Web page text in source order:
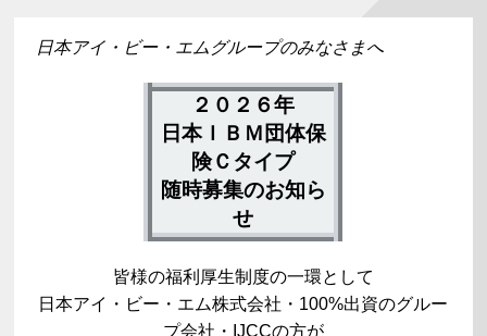
日本アイ・ビー・エムグループのみなさまへ
２０２６年
日本ＩＢＭ団体保
険Ｃタイプ
随時募集のお知ら
せ
皆様の福利厚生制度の一環として
日本アイ・ビー・エム株式会社・100%出資のグルー
プ会社・IJCCの方が